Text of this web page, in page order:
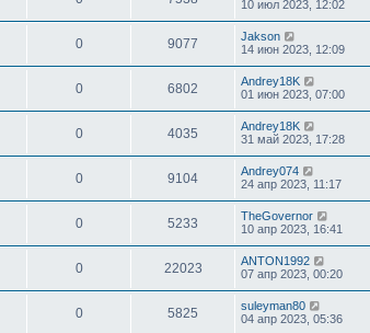
10 июл 2023, 12:02
0 9077
Jakson
14 июн 2023, 12:09
0 6802
Andrey18K
01 июн 2023, 07:00
0 4035
Andrey18K
31 май 2023, 17:28
0 9104
Andrey074
24 апр 2023, 11:17
0 5233
TheGovernor
10 апр 2023, 16:41
0 22023
ANTON1992
07 апр 2023, 00:20
0 5825
suleyman80
04 апр 2023, 05:36